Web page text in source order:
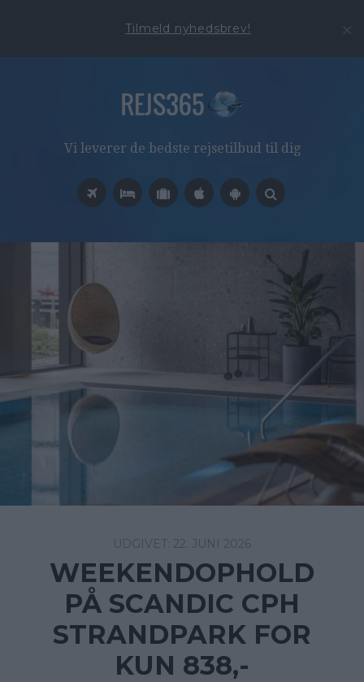
Tilmeld nyhedsbrev!
Vi leverer de bedste rejsetilbud til dig
22. JUNI 2026
WEEKENDOPHOLD
PÅ SCANDIC CPH
STRANDPARK FOR
KUN 838,-